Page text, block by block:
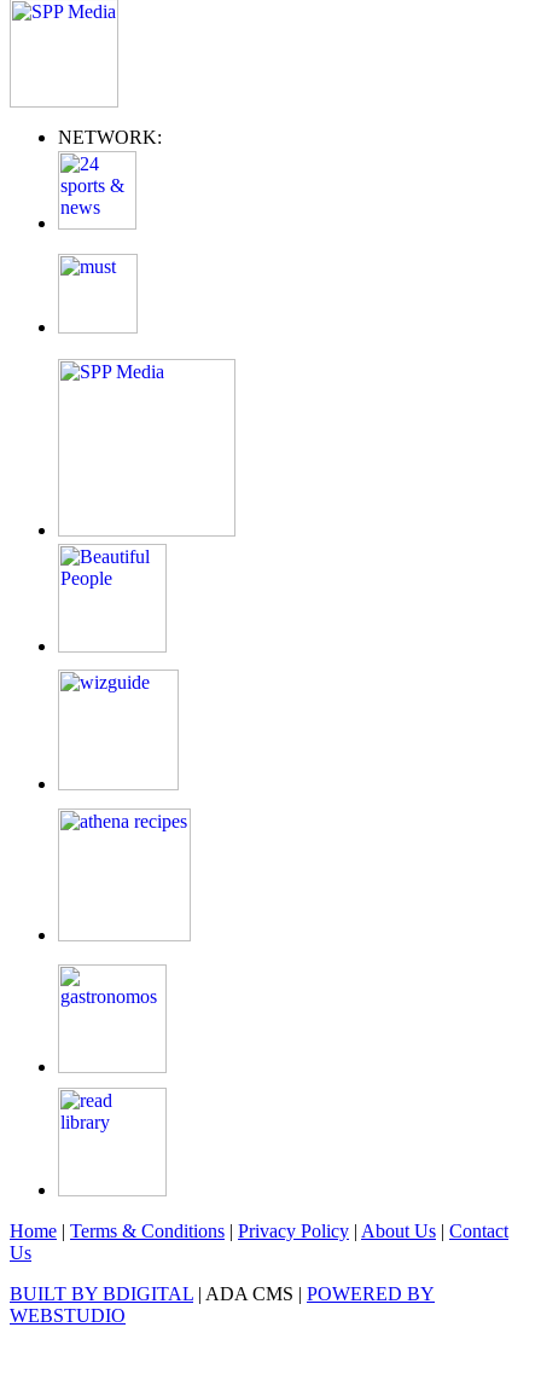
NETWORK:
Home | Terms & Conditions | Privacy Policy | About Us | Contact
Us
BUILT BY BDIGITAL | ADA CMS | POWERED BY
WEBSTUDIO